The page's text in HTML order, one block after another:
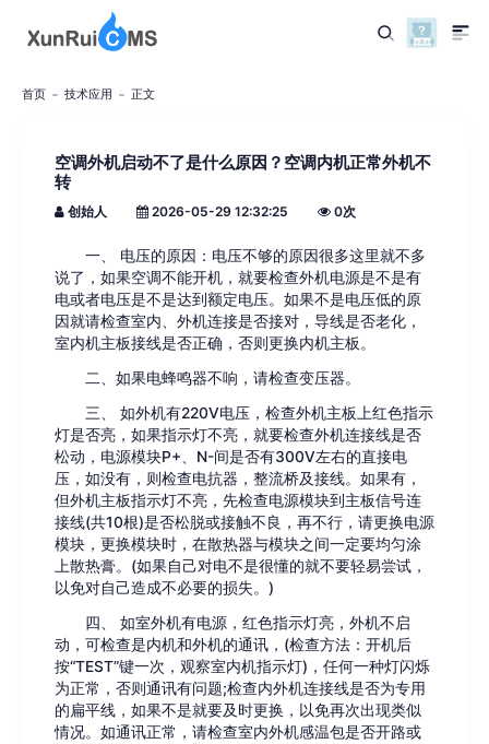
首页 技术应用 正文
空调外机启动不了是什么原因？空调内机正常外机不
转
创始人 2026-05-29 12:32:25 0次
一、 电压的原因：电压不够的原因很多这里就不多
说了，如果空调不能开机，就要检查外机电源是不是有
电或者电压是不是达到额定电压。如果不是电压低的原
因就请检查室内、外机连接是否接对，导线是否老化，
室内机主板接线是否正确，否则更换内机主板。
二、如果电蜂鸣器不响，请检查变压器。
三、 如外机有220V电压，检查外机主板上红色指示
灯是否亮，如果指示灯不亮，就要检查外机连接线是否
松动，电源模块P+、N-间是否有300V左右的直接电
压，如没有，则检查电抗器，整流桥及接线。如果有，
但外机主板指示灯不亮，先检查电源模块到主板信号连
接线(共10根)是否松脱或接触不良，再不行，请更换电源
模块，更换模块时，在散热器与模块之间一定要均匀涂
上散热膏。(如果自己对电不是很懂的就不要轻易尝试，
以免对自己造成不必要的损失。)
四、 如室外机有电源，红色指示灯亮，外机不启
动，可检查是内机和外机的通讯，(检查方法：开机后
按“TEST”键一次，观察室内机指示灯)，任何一种灯闪烁
为正常，否则通讯有问题;检查内外机连接线是否为专用
的扁平线，如果不是就要及时更换，以免再次出现类似
情况。如通讯正常，请检查室内外机感温包是否开路或